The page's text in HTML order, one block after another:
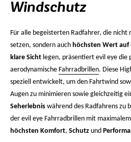
Windschutz
Für alle begeisterten Radfahrer, die nicht
setzen, sondern auch höchsten Wert
klare Sicht legen, präsentiert evil eye die
aerodynamische Fahrradbrillen. Diese
speziell entwickelt, um den Fahrtwind
Augen zu minimieren sowie gleichzeitig
Seherlebnis während des Radfahrens zu
der evil eye Fahrradbrillen mit
höchsten Komfort, Schutz und